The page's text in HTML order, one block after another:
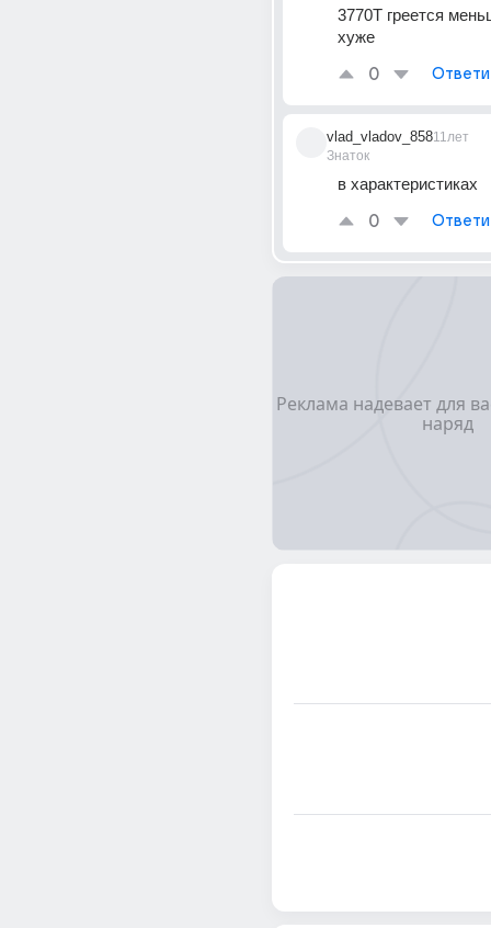
3770T греется
хуже
0
vlad_vladov_858
Знаток
11лет
в характеристиках
0